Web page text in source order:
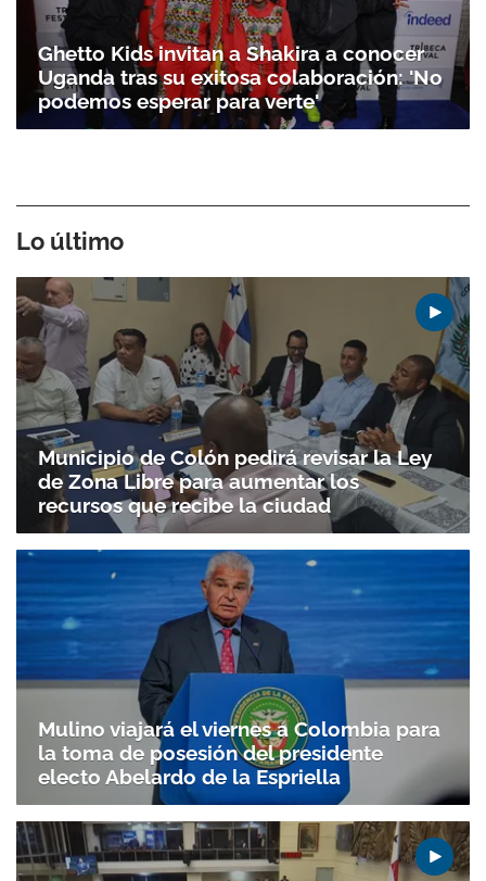
Ghetto Kids invitan a Shakira a conocer
Uganda tras su exitosa colaboración: 'No
podemos esperar para verte'
Lo último
Municipio de Colón pedirá revisar la Ley
de Zona Libre para aumentar los
recursos que recibe la ciudad
Mulino viajará el viernes a Colombia para
la toma de posesión del presidente
electo Abelardo de la Espriella